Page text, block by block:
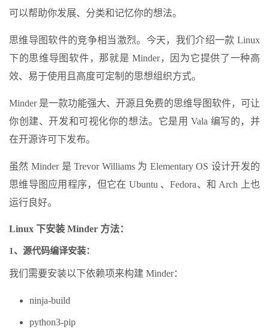
可以帮助你发展、分类和记忆你的想法。
思维导图软件的竞争相当激烈。今天，我们介绍一款 Linux
下的思维导图软件，那就是 Minder，因为它提供了一种高
效、易于使用且高度可定制的思想组织方式。
Minder 是一款功能强大、开源且免费的思维导图软件，可让
你创建、开发和可视化你的想法。它是用 Vala 编写的，并
在开源许可下发布。
虽然 Minder 是 Trevor Williams 为 Elementary OS 设计开发的
思维导图应用程序，但它在 Ubuntu 、Fedora、和 Arch 上也
运行良好。
Linux 下安装 Minder 方法：
1、源代码编译安装：
我们需要安装以下依赖项来构建 Minder：
ninja-build
python3-pip